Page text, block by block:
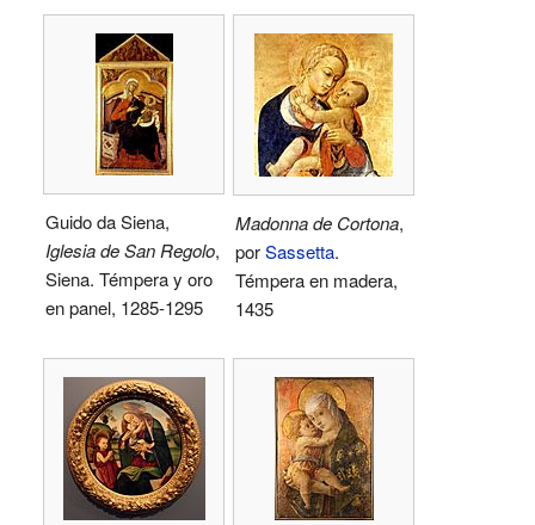
Guido da Siena,
Iglesia de San Regolo,
Siena. Témpera y oro
en panel, 1285-1295
Madonna de Cortona,
porSassetta.
Témpera en madera,
1435